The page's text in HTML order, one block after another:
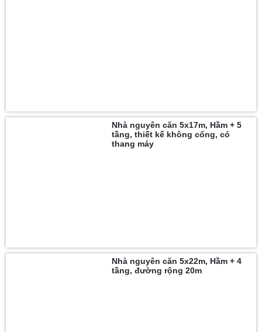
Nhà nguyên căn 5x17m, Hầm + 5
tầng, thiết kế không cổng, có
thang máy
Nhà nguyên căn 5x22m, Hầm + 4
tầng, đường rộng 20m